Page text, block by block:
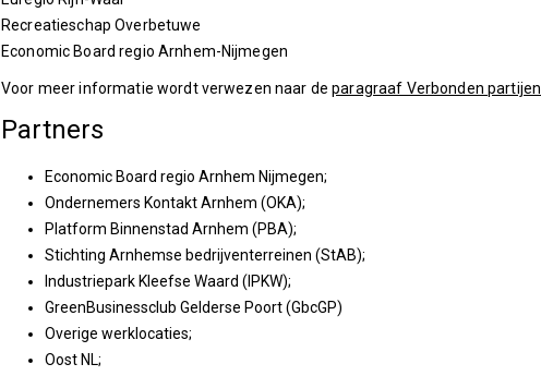
Recreatieschap Overbetuwe
Economic Board regio Arnhem-Nijmegen
Voor meer informatie wordt verwezen naar deparagraaf Verbonden partijen
Partners
Economic Board regio Arnhem Nijmegen;
Ondernemers Kontakt Arnhem (OKA);
Platform Binnenstad Arnhem (PBA);
Stichting Arnhemse bedrijventerreinen (StAB);
Industriepark Kleefse Waard (IPKW);
GreenBusinessclub Gelderse Poort (GbcGP)
Overige werklocaties;
Oost NL;